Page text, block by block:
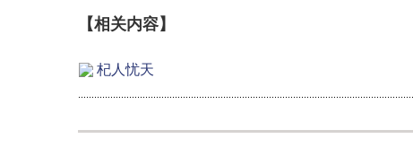
【相关内容】
杞人忧天